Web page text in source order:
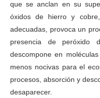
que se anclan en su
óxidos de hierro y
adecuadas, provoca un
presencia de peróxido
descompone en
menos nocivas para el
procesos, absorción y
desaparecer.